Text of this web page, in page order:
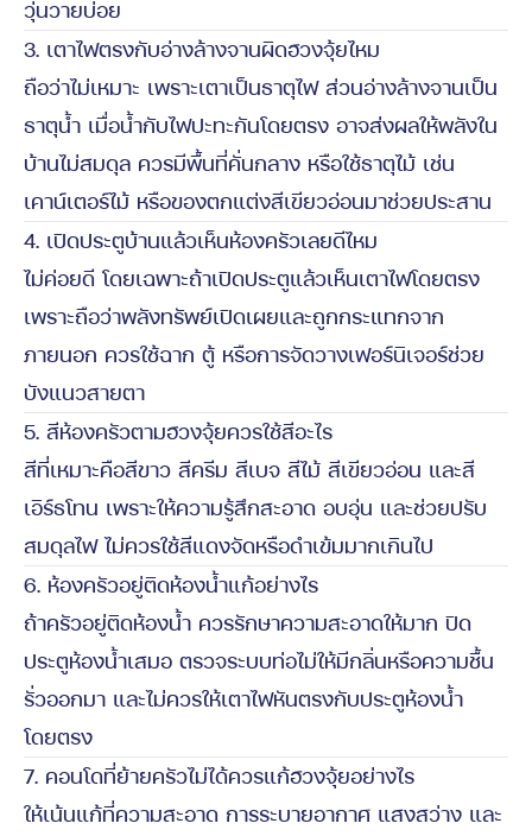
วุ่นวายบ่อย
3. เตาไฟตรงกับอ่างล้างจานผิดฮวงจุ้ยไหม
ถือว่าไม่เหมาะ เพราะเตาเป็นธาตุไฟ ส่วนอ่างล้างจานเป็น
ธาตุน้ำ เมื่อน้ำกับไฟปะทะกันโดยตรง อาจส่งผลให้พลังใน
บ้านไม่สมดุล ควรมีพื้นที่คั่นกลาง หรือใช้ธาตุไม้ เช่น
เคาน์เตอร์ไม้ หรือของตกแต่งสีเขียวอ่อนมาช่วยประสาน
4. เปิดประตูบ้านแล้วเห็นห้องครัวเลยดีไหม
ไม่ค่อยดี โดยเฉพาะถ้าเปิดประตูแล้วเห็นเตาไฟโดยตรง
เพราะถือว่าพลังทรัพย์เปิดเผยและถูกกระแทกจาก
ภายนอก ควรใช้ฉาก ตู้ หรือการจัดวางเฟอร์นิเจอร์ช่วย
บังแนวสายตา
5. สีห้องครัวตามฮวงจุ้ยควรใช้สีอะไร
สีที่เหมาะคือสีขาว สีครีม สีเบจ สีไม้ สีเขียวอ่อน และสี
เอิร์ธโทน เพราะให้ความรู้สึกสะอาด อบอุ่น และช่วยปรับ
สมดุลไฟ ไม่ควรใช้สีแดงจัดหรือดำเข้มมากเกินไป
6. ห้องครัวอยู่ติดห้องน้ำแก้อย่างไร
ถ้าครัวอยู่ติดห้องน้ำ ควรรักษาความสะอาดให้มาก ปิด
ประตูห้องน้ำเสมอ ตรวจระบบท่อไม่ให้มีกลิ่นหรือความชื้น
รั่วออกมา และไม่ควรให้เตาไฟหันตรงกับประตูห้องน้ำ
โดยตรง
7. คอนโดที่ย้ายครัวไม่ได้ควรแก้ฮวงจุ้ยอย่างไร
ให้เน้นแก้ที่ความสะอาด การระบายอากาศ แสงสว่าง และ